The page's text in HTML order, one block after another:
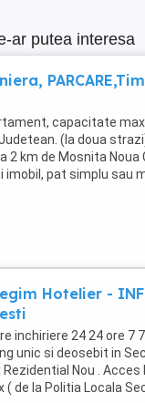
ar putea interesa
capacitate
(la doua
2 km de Mosnita Noua
imobil, pat simplu sau
Hotelier -
inchiriere 24 24 ore 7
unic si deosebit in
Nou . Acces
( de la Politia Locala